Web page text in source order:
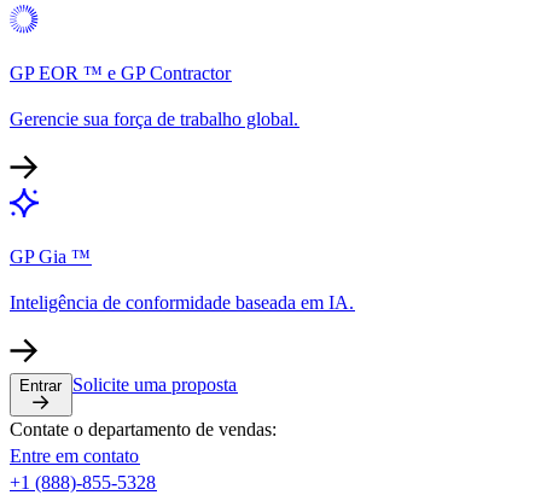
GP EOR ™ e GP Contractor​​
Gerencie sua força de trabalho global.​​
GP Gia ™​​
Inteligência de conformidade baseada em IA.​​
Entrar​​ Solicite uma proposta​​
Contate o departamento de vendas:​​
Entre em contato​​
+1 (888)-855-5328​​